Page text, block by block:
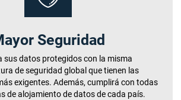
Seguridad
sus datos protegidos con la misma
de seguridad global que tienen las
exigentes. Además, cumplirá con todas
de alojamiento de datos de cada país.